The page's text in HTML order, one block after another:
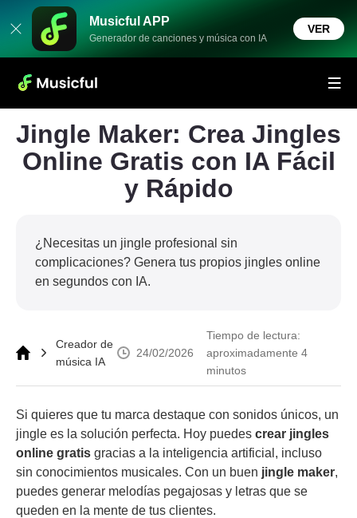
Musicful APP
Generador de canciones y música con IA
VER
Jingle Maker: Crea Jingles
Online Gratis con IA Fácil
y Rápido
¿Necesitas un jingle profesional sin
complicaciones? Genera tus propios jingles online
en segundos con IA.
Creador de
música IA
24/02/2026
Tiempo de lectura:
aproximadamente 4
minutos
Si quieres que tu marca destaque con sonidos únicos, un
jingle es la solución perfecta. Hoy puedes crear jingles
online gratis gracias a la inteligencia artificial, incluso
sin conocimientos musicales. Con un buen jingle maker,
puedes generar melodías pegajosas y letras que se
queden en la mente de tus clientes.